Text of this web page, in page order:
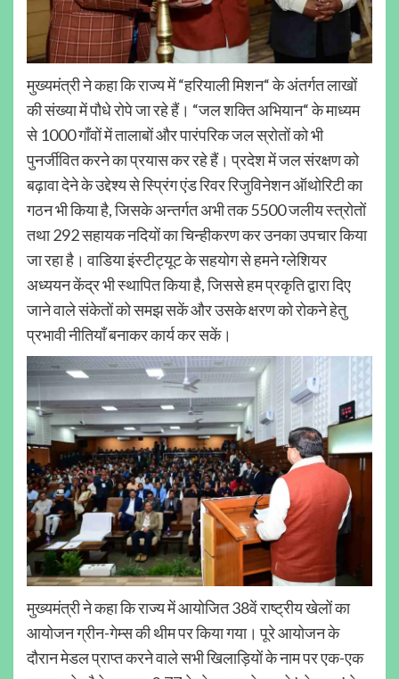
मुख्यमंत्री ने कहा कि राज्य में “हरियाली मिशन“ के अंतर्गत लाखों
की संख्या में पौधे रोपे जा रहे हैं। “जल शक्ति अभियान“ के माध्यम
से 1000 गाँवों में तालाबों और पारंपरिक जल स्रोतों को भी
पुनर्जीवित करने का प्रयास कर रहे हैं। प्रदेश में जल संरक्षण को
बढ़ावा देने के उद्देश्य से स्प्रिंग एंड रिवर रिजुविनेशन ऑथोरिटी का
गठन भी किया है, जिसके अन्तर्गत अभी तक 5500 जलीय स्त्रोतों
तथा 292 सहायक नदियों का चिन्हीकरण कर उनका उपचार किया
जा रहा है। वाडिया इंस्टीट्यूट के सहयोग से हमने ग्लेशियर
अध्ययन केंद्र भी स्थापित किया है, जिससे हम प्रकृति द्वारा दिए
जाने वाले संकेतों को समझ सकें और उसके क्षरण को रोकने हेतु
प्रभावी नीतियाँ बनाकर कार्य कर सकें।
मुख्यमंत्री ने कहा कि राज्य में आयोजित 38वें राष्ट्रीय खेलों का
आयोजन ग्रीन-गेम्स की थीम पर किया गया। पूरे आयोजन के
दौरान मेडल प्राप्त करने वाले सभी खिलाड़ियों के नाम पर एक-एक